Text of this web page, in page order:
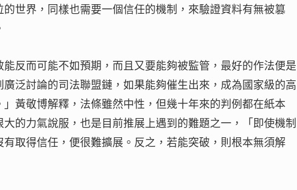
世界，同樣也需要一個信任的機制，來驗證資料有無被篡
反而可能不如預期，而且又要能夠被監管，最好的作法便是
泛討論的司法聯盟鏈，如果能夠催生出來，成為國家級的高
黃敬博解釋，法條雖然中性，但幾十年來的判例都在紙本
的力氣說服，也是目前推展上遇到的難題之一，「即使機制
取得信任，便很難擴展。反之，若能突破，則根本無須解